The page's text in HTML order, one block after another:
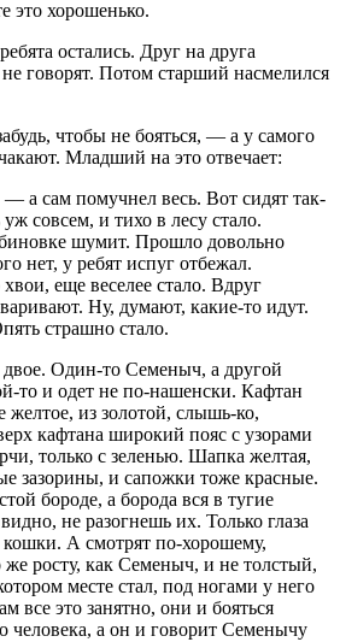
это хорошенько.
остались. Друг на друга
говорят. Потом старший насмелился
чтобы не бояться, — а у самого
Младший на это отвечает:
а сам помучнел весь. Вот сидят так-
совсем, и тихо в лесу стало.
шумит. Прошло довольно
нет, у ребят испуг отбежал.
еще веселее стало. Вдруг
Ну, думают, какие-то идут.
страшно стало.
Один-то Семеныч, а другой
то и одет не по-нашенски. Кафтан
из золотой, слышь-ко,
кафтана широкий пояс с узорами
только с зеленью. Шапка желтая,
зазорины, и сапожки тоже красные.
бороде, а борода вся в тугие
не разогнешь их. Только глаза
кошки. А смотрят по-хорошему,
росту, как Семеныч, и не толстый,
месте стал, под ногами у него
все это занятно, они и бояться
человека, а он и говорит Семенычу